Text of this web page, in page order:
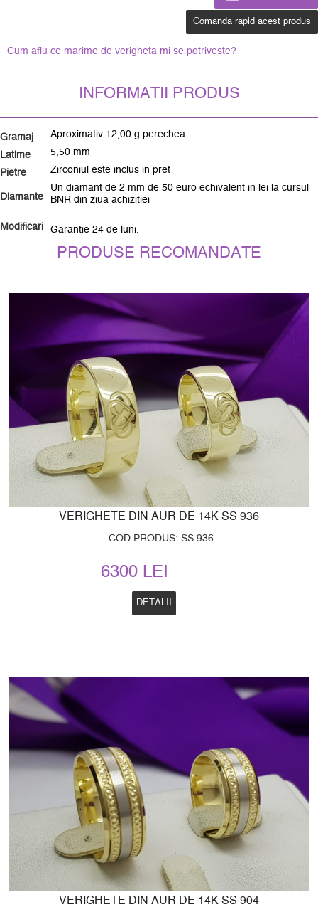
Comanda rapid acest produs
Cum aflu ce marime de verigheta mi se potriveste?
INFORMATII PRODUS
Gramaj Aproximativ 12,00 g perechea
Latime 5,50 mm
Pietre Zirconiul este inclus in pret
Diamante
Un diamant de 2 mm de 50 euro echivalent in lei la cursul
BNR din ziua achizitiei
Modificari Garantie 24 de luni.
PRODUSE RECOMANDATE
VERIGHETE DIN AUR DE 14K SS 936
COD PRODUS: SS 936
6300 LEI
DETALII
VERIGHETE DIN AUR DE 14K SS 904